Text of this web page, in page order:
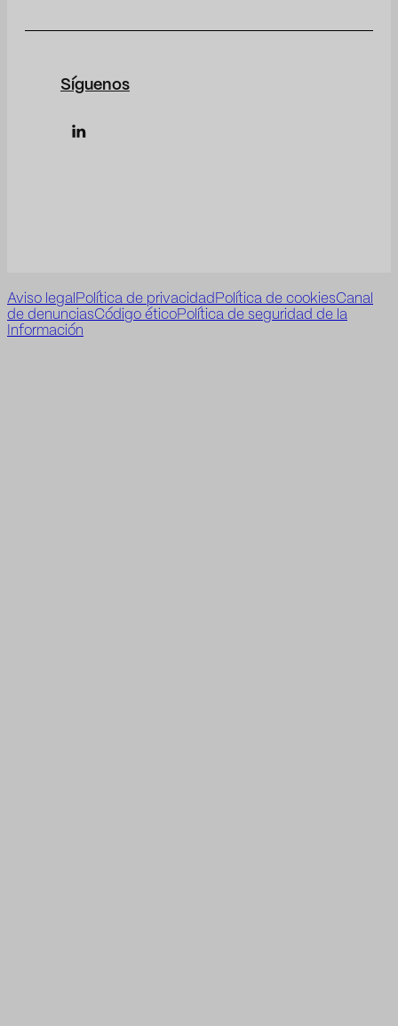
Síguenos
Aviso legal Política de privacidad Política de cookiesCanal
de denunciasCódigo éticoPolítica de seguridad de la
Información